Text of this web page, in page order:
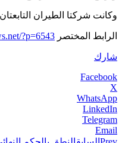
وكانت شركتا الطيران
الرابط المختصر ?p=6543
شارك
Facebook
X
WhatsApp
LinkedIn
Telegram
Email